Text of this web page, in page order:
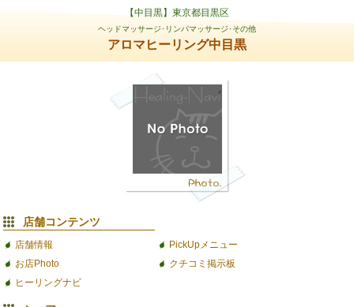
【中目黒】東京都目黒区
ヘッドマッサージ･リンパマッサージ･その他
アロマヒーリング中目黒
店舗コンテンツ
店舗情報
PickUpメニュー
お店Photo
クチコミ掲示板
ヒーリングナビ